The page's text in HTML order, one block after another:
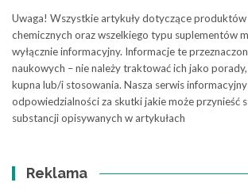
Uwaga! Wszystkie artykuły dotyczące produktów
chemicznych oraz wszelkiego typu suplementów
wyłącznie informacyjny. Informacje te
naukowych – nie należy traktować ich jako
kupna lub/i stosowania. Nasza serwis
odpowiedzialności za skutki jakie może przynieść
substancji opisywanych w artykułach
Reklama